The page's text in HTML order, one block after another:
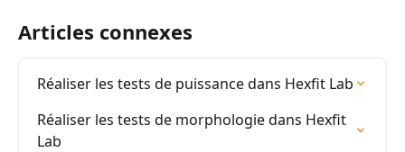
Articles connexes
Réaliser les tests de puissance dans Hexfit Lab
Réaliser les tests de morphologie dans Hexfit
Lab